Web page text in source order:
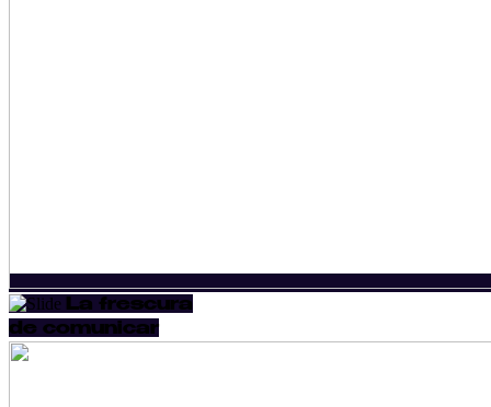
La frescura
de comunicar